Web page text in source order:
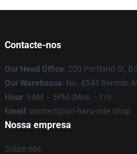
Contacte-nos
Our Head Office: 200 Portland St,
Our Warehouse: No. 4545 Renmin
Hour: 9AM – 5PM (Mon – Fri)
Email : contact@ao-haru-ride.shop
Nossa empresa
Sobre nós